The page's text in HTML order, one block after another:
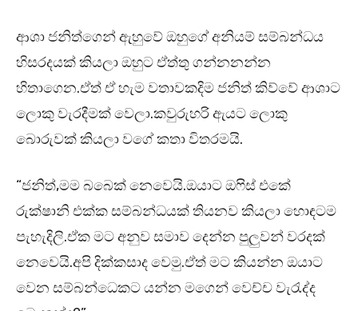
ආශා ජනිත්ගෙන් ඇහුවේ ඔහුගේ අනියම් සම්බන්ධය
හිසරදයක් කියලා ඔහුට ඒත්තු ගන්නනන්න
හිතාගෙන.ඒත් ඒ හැම වතාවකදිම ජනිත් කිව්වේ ආශාට
ලොකු වැරදීමක් වෙලා.කවුරුහරි ඇයට ලොකු
බොරුවක් කියලා වගේ කතා විතරමයි.
“ජනිත්,මම බබෙක් නෙවෙයි.ඔයාට ඔෆිස් එකේ
රුක්ෂානි එක්ක සම්බන්ධයක් තියනව කියලා හොඳටම
පැහැදිලි.ඒක මට අනුව සමාව දෙන්න පුලුවන් වරදක්
නෙවෙයි.අපි දික්කසාද වෙමු.ඒත් මට කියන්න ඔයාට
වෙන සම්බන්ධෙකට යන්න මගෙන් වෙච්ච වැරැද්ද